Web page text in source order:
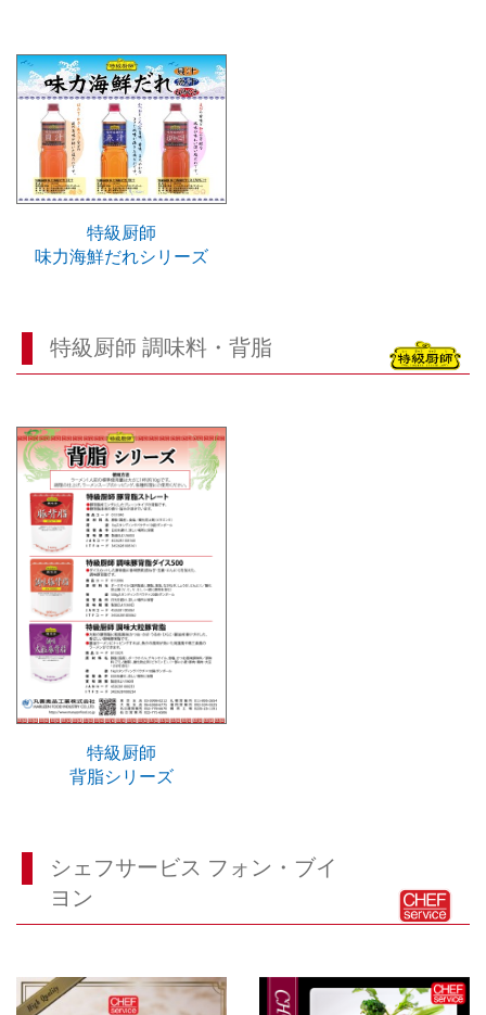
特級厨師
味力海鮮だれシリーズ
特級厨師 調味料・背脂
特級厨師
背脂シリーズ
シェフサービス フォン・ブイ
ヨン